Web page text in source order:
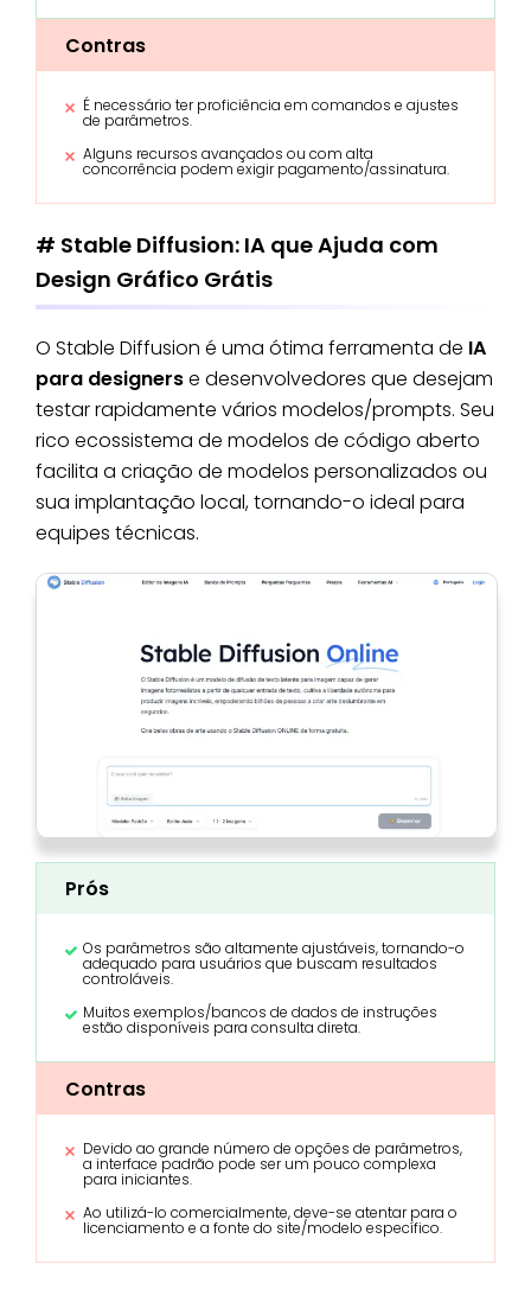
Contras
É necessário ter proficiência em comandos e ajustes
de parâmetros.
Alguns recursos avançados ou com alta
concorrência podem exigir pagamento/assinatura.
# Stable Diffusion: IA que Ajuda com
Design Gráfico Grátis
O Stable Diffusion é uma ótima ferramenta de IA
para designerse desenvolvedores que desejam
testar rapidamente vários modelos/prompts. Seu
rico ecossistema de modelos de código aberto
facilita a criação de modelos personalizados ou
sua implantação local, tornando-o ideal para
equipes técnicas.
Prós
Os parâmetros são altamente ajustáveis, tornando-o
adequado para usuários que buscam resultados
controláveis.
Muitos exemplos/bancos de dados de instruções
estão disponíveis para consulta direta.
Contras
Devido ao grande número de opções de parâmetros,
a interface padrão pode ser um pouco complexa
para iniciantes.
Ao utilizá-lo comercialmente, deve-se atentar para o
licenciamento e a fonte do site/modelo específico.